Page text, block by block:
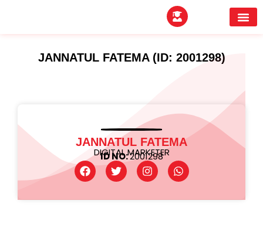
JANNATUL FATEMA (ID: 2001298)
JANNATUL FATEMA
DIGITAL MARKETER
ID NO:2001298